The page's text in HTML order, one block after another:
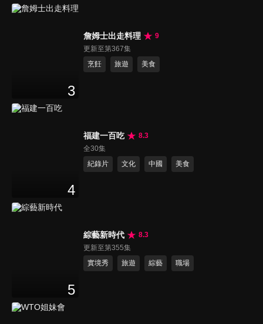
3
詹姆士出走料理
9
更新至第367集
烹飪
旅遊 美食
4
福建一百吃
8.3
全30集
紀錄片
文化 中國 美食
5
綜藝新時代
8.3
更新至第355集
實境秀
旅遊 綜藝 職場